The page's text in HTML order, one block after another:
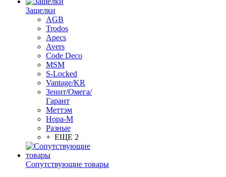
Защелки
AGB
Trodos
Apecs
Avers
Code Deco
MSM
S-Locked
Vantage/KR
Зенит/Омега/
Гарант
Меттэм
Нора-М
Разные
+ ЕЩЕ 2
Сопутствующие товары